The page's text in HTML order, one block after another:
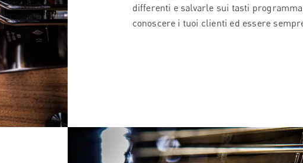
differenti e salvarle sui tasti
conoscere i tuoi clienti ed essere